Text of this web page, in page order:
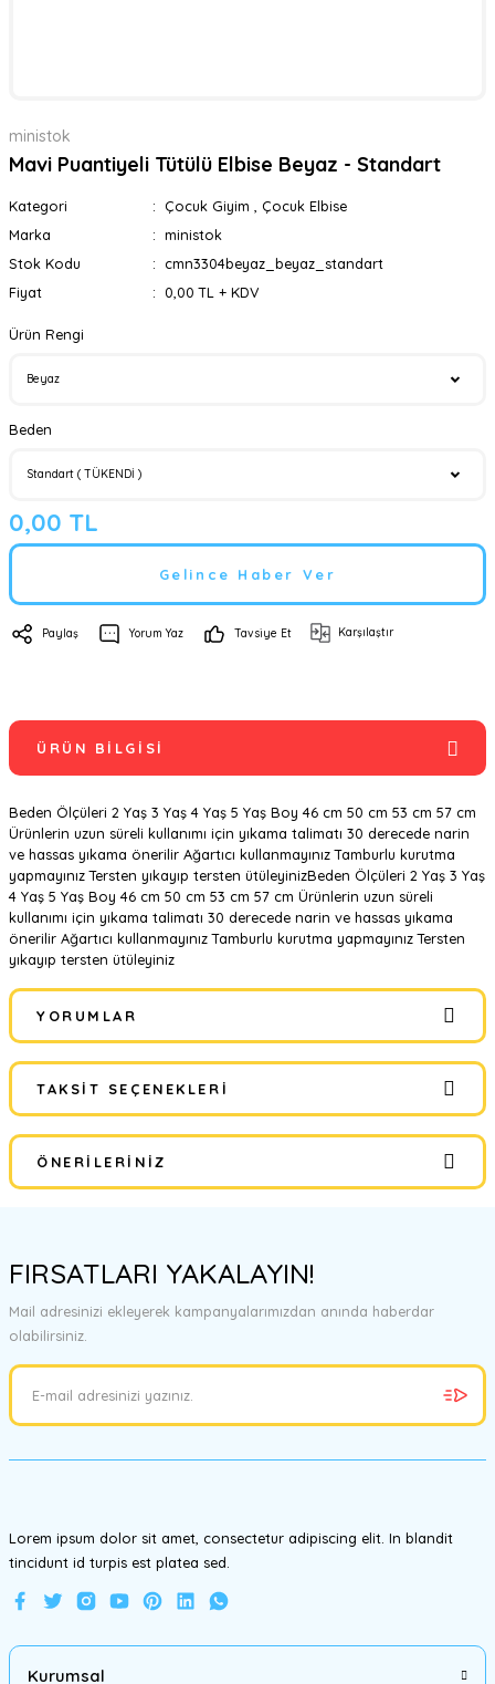
ministok
Mavi Puantiyeli Tütülü Elbise Beyaz - Standart
Kategori Çocuk Giyim
Çocuk Elbise
Marka
ministok
Stok Kodu
cmn3304beyaz_beyaz_standart
Fiyat
0,00 TL + KDV
Ürün Rengi
Beden
0,00 TL
Gelince Haber Ver
Paylaş Yorum Yaz Tavsiye Et Karşılaştır
ÜRÜN BILGISI
Beden Ölçüleri 2 Yaş 3 Yaş 4 Yaş 5 Yaş Boy 46 cm 50 cm 53 cm 57 cm
Ürünlerin uzun süreli kullanımı için yıkama talimatı 30 derecede narin
ve hassas yıkama önerilir Ağartıcı kullanmayınız Tamburlu kurutma
yapmayınız Tersten yıkayıp tersten ütüleyinizBeden Ölçüleri 2 Yaş 3 Yaş
4 Yaş 5 Yaş Boy 46 cm 50 cm 53 cm 57 cm Ürünlerin uzun süreli
kullanımı için yıkama talimatı 30 derecede narin ve hassas yıkama
önerilir Ağartıcı kullanmayınız Tamburlu kurutma yapmayınız Tersten
yıkayıp tersten ütüleyiniz
YORUMLAR
Bu ürüne ilk yorumu siz yapın!
Yorum Yaz
TAKSIT SEÇENEKLERI
ÖNERILERINIZ
tarafımıza iletebilirsiniz.
Görüş ve önerileriniz için teşekkür ederiz.
Ürün resmi kalitesiz, bozuk veya görüntülenemiyor.
Ürün bilgilerinde hatalar bulunuyor.
FIRSATLARI YAKALAYIN!
Mail adresinizi ekleyerek kampanyalarımızdan anında haberdar
olabilirsiniz.
Lorem ipsum dolor sit amet, consectetur adipiscing elit. In blandit
tincidunt id turpis est platea sed.
Kurumsal